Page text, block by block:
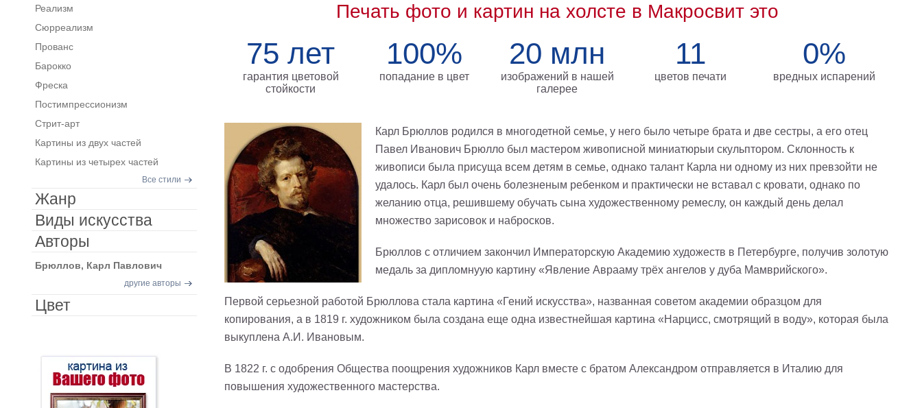
Печать фото и картин на холсте в Макросвит это
75 лет
гарантия цветовой
стойкости
100%
попадание в цвет
20 млн
изображений в нашей
галерее
11
цветов печати
0%
вредных испарений
Карл Брюллов родился в многодетной семье, у него было четыре брата и две сестры, а его отец
Павел Иванович Брюлло был мастером живописной миниатюрыи скульптором. Склонность к
живописи была присуща всем детям в семье, однако талант Карла ни одному из них превзойти не
удалось. Карл был очень болезненым ребенком и практически не вставал с кровати, однако по
желанию отца, решившему обучать сына художественному ремеслу, он каждый день делал
множество зарисовок и набросков.
Брюллов с отличием закончил Императорскую Академию художеств в Петербурге, получив золотую
медаль за дипломнуую картину «Явление Аврааму трёх ангелов у дуба Мамврийского».
Первой серьезной работой Брюллова стала картина «Гений искусства», названная советом академии образцом для
копирования, а в 1819 г. художником была создана еще одна известнейшая картина «Нарцисс, смотрящий в воду», которая была
выкуплена А.И. Ивановым.
В 1822 г. с одобрения Общества поощрения художников Карл вместе с братом Александром отправляется в Италию для
повышения художественного мастерства.
Реализм
Сюрреализм
Прованс
Барокко
Фреска
Постимпрессионизм
Стрит-арт
Картины из двух частей
Картины из четырех частей
Все стили
Жанр
Виды искусства
Авторы
Брюллов, Карл Павлович
другие авторы
Цвет